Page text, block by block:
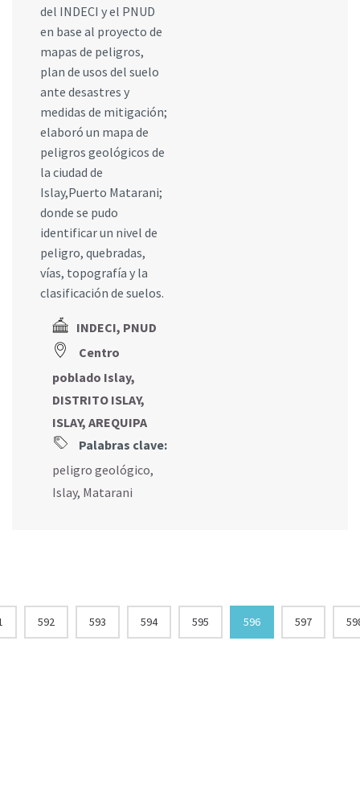
del INDECI y el PNUD
en base al proyecto de
mapas de peligros,
plan de usos del suelo
ante desastres y
medidas de mitigación;
elaboró un mapa de
peligros geológicos de
la ciudad de
Islay,Puerto Matarani;
donde se pudo
identificar un nivel de
peligro, quebradas,
vías, topografía y la
clasificación de suelos.
INDECI, PNUD
Centro
poblado Islay,
DISTRITO ISLAY,
ISLAY, AREQUIPA
Palabras clave:
peligro geológico,
Islay, Matarani
592 593 594 595 596 597